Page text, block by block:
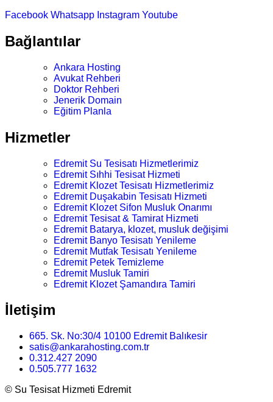
Facebook Whatsapp Instagram Youtube
Bağlantılar
Ankara Hosting
Avukat Rehberi
Doktor Rehberi
Jenerik Domain
Eğitim Planla
Hizmetler
Edremit Su Tesisatı Hizmetlerimiz
Edremit Sıhhi Tesisat Hizmeti
Edremit Klozet Tesisatı Hizmetlerimiz
Edremit Duşakabin Tesisatı Hizmeti
Edremit Klozet Sifon Musluk Onarımı
Edremit Tesisat & Tamirat Hizmeti
Edremit Batarya, klozet, musluk değişimi
Edremit Banyo Tesisatı Yenileme
Edremit Mutfak Tesisatı Yenileme
Edremit Petek Temizleme
Edremit Musluk Tamiri
Edremit Klozet Şamandıra Tamiri
İletişim
665. Sk. No:30/4 10100 Edremit Balıkesir
satis@ankarahosting.com.tr
0.312.427 2090
0.505.777 1632
© Su Tesisat Hizmeti Edremit